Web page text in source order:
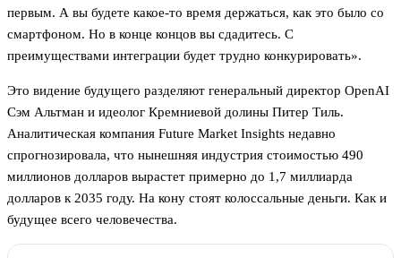
первым. А вы будете какое-то время держаться, как это было со
смартфоном. Но в конце концов вы сдадитесь. С
преимуществами интеграции будет трудно конкурировать».
Это видение будущего разделяют генеральный директор OpenAI
Сэм Альтман и идеолог Кремниевой долины Питер Тиль.
Аналитическая компания Future Market Insights недавно
спрогнозировала, что нынешняя индустрия стоимостью 490
миллионов долларов вырастет примерно до 1,7 миллиарда
долларов к 2035 году. На кону стоят колоссальные деньги. Как и
будущее всего человечества.